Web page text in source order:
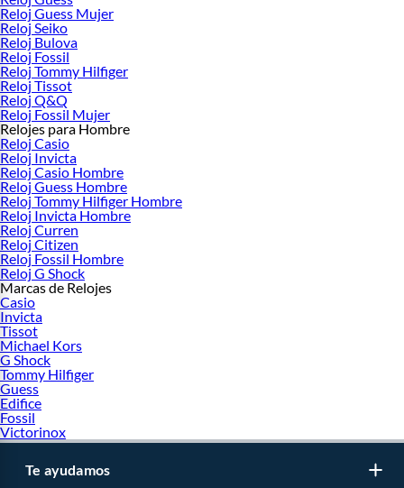
Reloj Guess Mujer
Reloj Seiko
Reloj Bulova
Reloj Fossil
Reloj Tommy Hilfiger
Reloj Tissot
Reloj Q&Q
Reloj Fossil Mujer
Relojes para Hombre
Reloj Casio
Reloj Invicta
Reloj Casio Hombre
Reloj Guess Hombre
Reloj Tommy Hilfiger Hombre
Reloj Invicta Hombre
Reloj Curren
Reloj Citizen
Reloj Fossil Hombre
Reloj G Shock
Marcas de Relojes
Casio
Invicta
Tissot
Michael Kors
G Shock
Tommy Hilfiger
Guess
Edifice
Fossil
Victorinox
Te ayudamos